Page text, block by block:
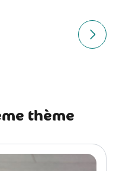
un harnais à son chien
Article
thème